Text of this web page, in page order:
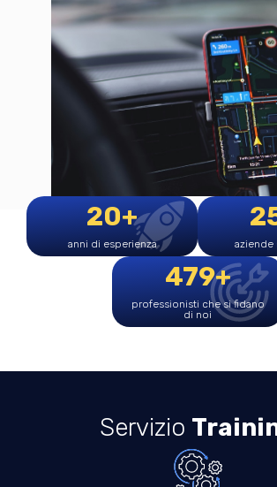
20+
anni di esperienza aziende
479+
professionisti che si fidano
di noi
Servizio